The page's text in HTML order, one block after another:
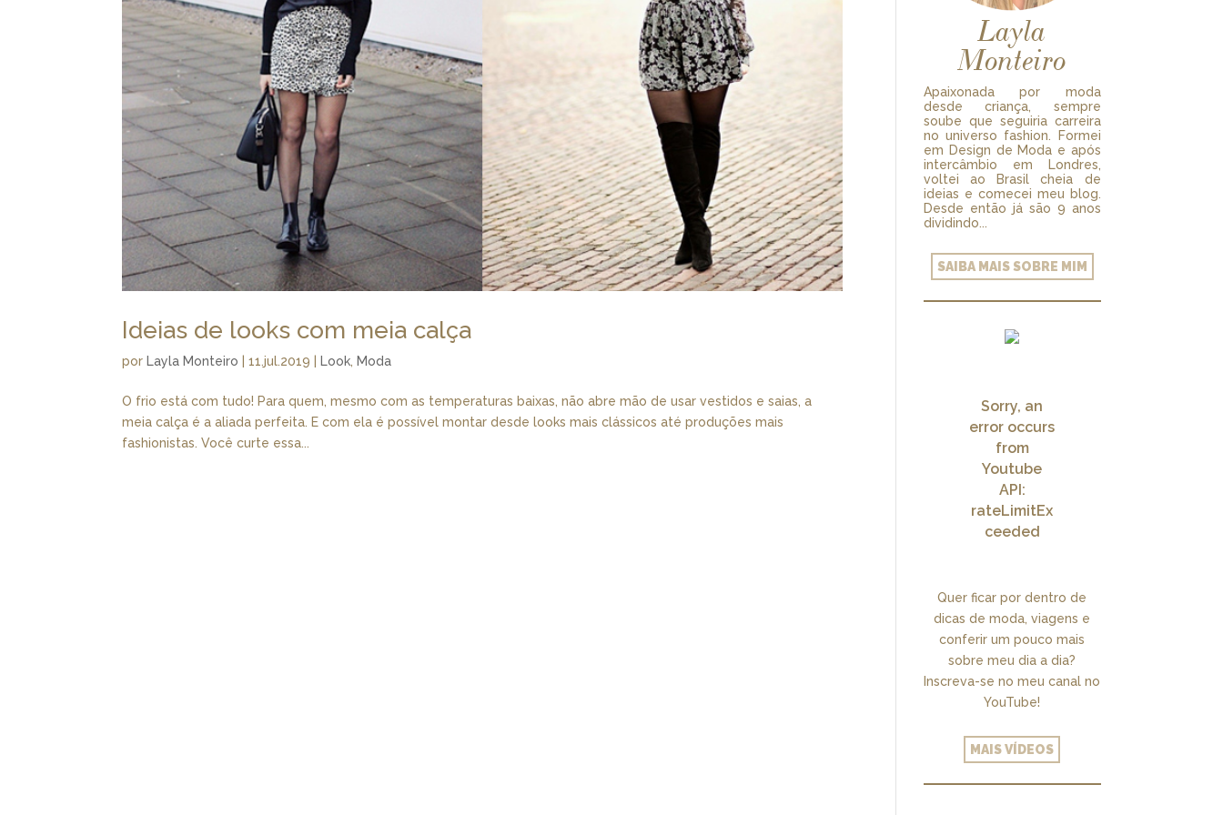
Ideias de looks com meia calça
porLayla Monteiro |11.jul.2019 |Look,Moda
O frio está com tudo! Para quem, mesmo com as temperaturas baixas, não abre mão de usar vestidos e saias, a
meia calça é a aliada perfeita. E com ela é possível montar desde looks mais clássicos até produções mais
fashionistas. Você curte essa...
Layla
Monteiro
Apaixonada por moda
desde criança, sempre
soube que seguiria carreira
no universo fashion. Formei
em Design de Moda e após
intercâmbio em Londres,
voltei ao Brasil cheia de
ideias e comecei meu blog.
Desde então já são 9 anos
dividindo...
SAIBA MAIS SOBRE MIM
Sorry, an
error occurs
from
Youtube
API:
rateLimitEx
ceeded
Quer ficar por dentro de
dicas de moda, viagens e
conferir um pouco mais
sobre meu dia a dia?
Inscreva-se no meu canal no
YouTube!
MAIS VÍDEOS